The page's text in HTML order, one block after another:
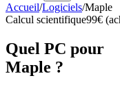
Accueil/Logiciels/Maple
Calcul scientifique99€
Quel PC pour
Maple ?